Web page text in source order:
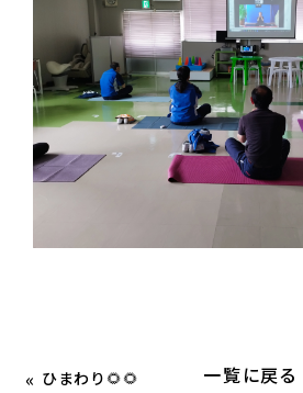
« ひまわり🌻🌻 一覧に戻る